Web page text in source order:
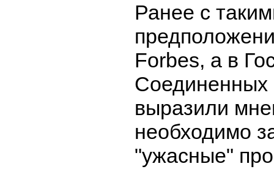
Ранее с
Forbes, а в
выразили
необходимо
"ужасные"